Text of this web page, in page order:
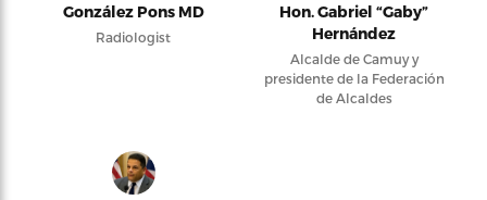
González Pons MD
Radiologist
Hon. Gabriel “Gaby”
Hernández
Alcalde de Camuy y
presidente de la Federación
de Alcaldes